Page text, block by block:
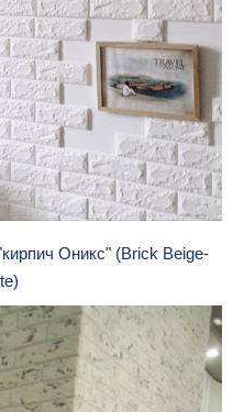
Оникс" (Brick Beige-